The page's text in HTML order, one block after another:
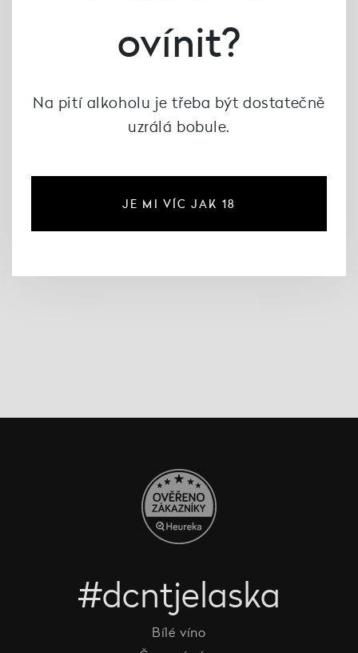
není skladem
#dcntjelaska
Bílé víno
ovínit?
Na pití alkoholu je třeba být dostatečně
uzrálá bobule.
JE MI VÍC JAK 18